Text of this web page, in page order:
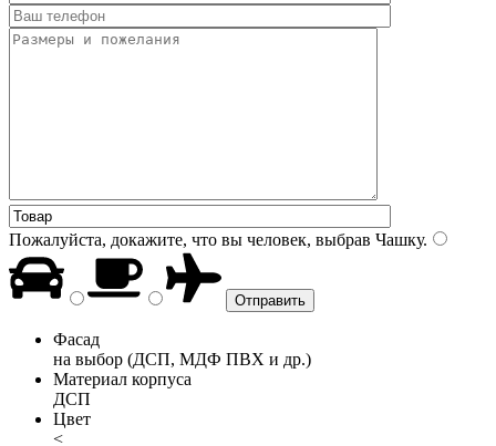
Пожалуйста, докажите, что вы человек, выбрав Чашку.
Фасад
на выбор (ДСП, МДФ ПВХ и др.)
Материал корпуса
ДСП
Цвет
<